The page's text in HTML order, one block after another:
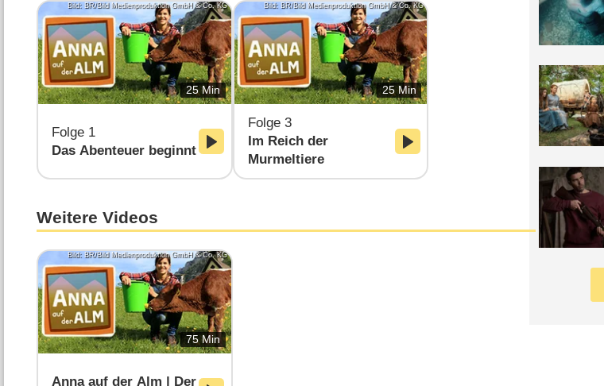
Bild: BR/Bild Medienproduktion GmbH & Co. KG
25 Min
Folge 1
Das Abenteuer beginnt
Bild: BR/Bild Medienproduktion GmbH & Co. KG
25 Min
Folge 3
Im Reich der
Murmeltiere
Weitere Videos
Bild: BR/Bild Medienproduktion GmbH & Co. KG
75 Min
Anna auf der Alm | Der